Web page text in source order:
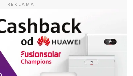
REKLAMA